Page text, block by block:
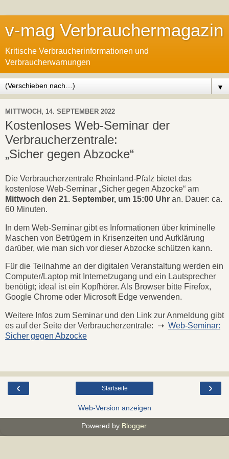
v-mag Verbrauchermagazin
Kritische Verbraucherinformationen und
Verbraucherwarnungen
▼
MITTWOCH, 14. SEPTEMBER 2022
Kostenloses Web-Seminar der
Verbraucherzentrale:
„Sicher gegen Abzocke“
Die Verbraucherzentrale Rheinland-Pfalz bietet das
kostenlose Web-Seminar „Sicher gegen Abzocke“ am
Mittwoch den 21. September, um 15:00 Uhr an. Dauer: ca.
60 Minuten.
In dem Web-Seminar gibt es Informationen über kriminelle
Maschen von Betrügern in Krisenzeiten und Aufklärung
darüber, wie man sich vor dieser Abzocke schützen kann.
Für die Teilnahme an der digitalen Veranstaltung werden ein
Computer/Laptop mit Internetzugang und ein Lautsprecher
benötigt; ideal ist ein Kopfhörer. Als Browser bitte Firefox,
Google Chrome oder Microsoft Edge verwenden.
Weitere Infos zum Seminar und den Link zur Anmeldung gibt
es auf der Seite der Verbraucherzentrale: ➝ Web-Seminar:
Sicher gegen Abzocke
‹ ›
Startseite
Web-Version anzeigen
Powered by Blogger.